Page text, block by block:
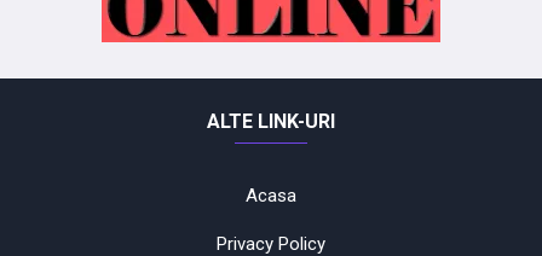
ALTE LINK-URI
Acasa
Privacy Policy